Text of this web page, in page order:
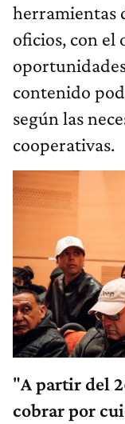
herramientas
oficios, con el
contenido
según las
cooperativas.
"A partir del
cobrar por